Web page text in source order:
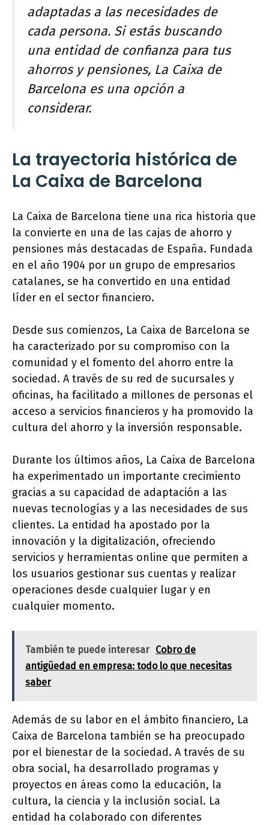
adaptadas a las necesidades de
cada persona. Si estás buscando
una entidad de confianza para tus
ahorros y pensiones, La Caixa de
Barcelona es una opción a
considerar.
La trayectoria histórica de
La Caixa de Barcelona
La Caixa de Barcelona tiene una rica historia que
la convierte en una de las cajas de ahorro y
pensiones más destacadas de España. Fundada
en el año 1904 por un grupo de empresarios
catalanes, se ha convertido en una entidad
líder en el sector financiero.
Desde sus comienzos, La Caixa de Barcelona se
ha caracterizado por su compromiso con la
comunidad y el fomento del ahorro entre la
sociedad. A través de su red de sucursales y
oficinas, ha facilitado a millones de personas el
acceso a servicios financieros y ha promovido la
cultura del ahorro y la inversión responsable.
Durante los últimos años, La Caixa de Barcelona
ha experimentado un importante crecimiento
gracias a su capacidad de adaptación a las
nuevas tecnologías y a las necesidades de sus
clientes. La entidad ha apostado por la
innovación y la digitalización, ofreciendo
servicios y herramientas online que permiten a
los usuarios gestionar sus cuentas y realizar
operaciones desde cualquier lugar y en
cualquier momento.
También te puede interesar Cobro de
antigüedad en empresa: todo lo que necesitas
saber
Además de su labor en el ámbito financiero, La
Caixa de Barcelona también se ha preocupado
por el bienestar de la sociedad. A través de su
obra social, ha desarrollado programas y
proyectos en áreas como la educación, la
cultura, la ciencia y la inclusión social. La
entidad ha colaborado con diferentes